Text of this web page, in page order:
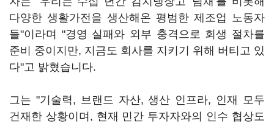
다양한 생활가전을 생산해온 평범한 제조업 노동자
들"이라며 "경영 실패와 외부 충격으로 회생 절차를
준비 중이지만, 지금도 회사를 지키기 위해 버티고 있
다"고 밝혔습니다.
그는 "기술력, 브랜드 자산, 생산 인프라, 인재 모두
건재한 상황이며, 현재 민간 투자자와의 인수 협상도